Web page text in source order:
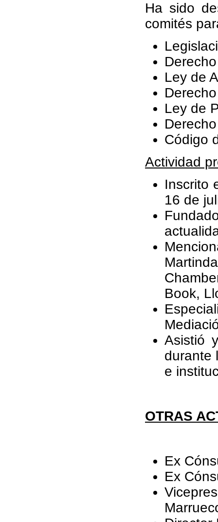
Ha sido
comités
Ley de
Ley de
Código
Actividad
Inscrito
16 de
Book,
Asistió
durante
e
OTRAS
Ex
Ex